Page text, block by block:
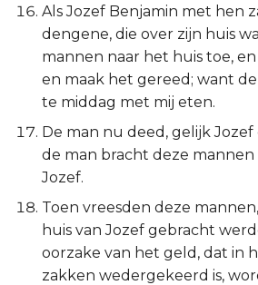
Als Jozef Benjamin met hen
dengene, die over zijn huis
mannen naar het huis toe,
en maak het gereed; want
te middag met mij eten.
De man nu deed, gelijk
de man bracht deze mannen
Jozef.
Toen vreesden deze
huis van Jozef gebracht
oorzake van het geld, dat in
zakken wedergekeerd is,